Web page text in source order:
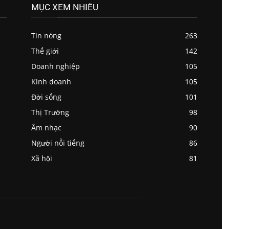
MỤC XEM NHIỀU
Tin nóng
263
Thế giới
142
Doanh nghiệp
105
Kinh doanh
105
Đời sống
101
Thị Trường
98
Âm nhạc
90
Người nổi tiếng
86
Xã hội
81